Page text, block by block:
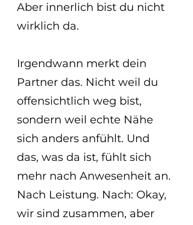
Aber innerlich bist du nicht
wirklich da.
Irgendwann merkt dein
Partner das. Nicht weil du
offensichtlich weg bist,
sondern weil echte Nähe
sich anders anfühlt. Und
das, was da ist, fühlt sich
mehr nach Anwesenheit an.
Nach Leistung. Nach: Okay,
wir sind zusammen, aber